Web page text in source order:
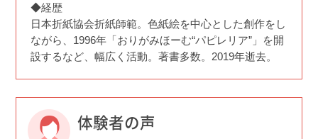
◆経歴
日本折紙協会折紙師範。色紙絵を中心とした創作をし
ながら、1996年「おりがみほーむ“パピレリア”」を開
設するなど、幅広く活動。著書多数。2019年逝去。
体験者の声